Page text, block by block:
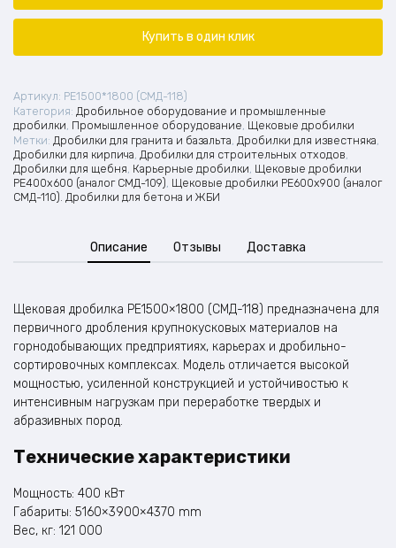
(СМД-118)
Купить в один клик
Артикул: PE1500*1800 (СМД-118)
Категория: Дробильное оборудование и промышленные
дробилки, Промышленное оборудование, Щековые дробилки
Метки: Дробилки для гранита и базальта, Дробилки для известняка,
Дробилки для кирпича, Дробилки для строительных отходов,
Дробилки для щебня, Карьерные дробилки, Щековые дробилки
PE400х600 (аналог СМД-109), Щековые дробилки PE600x900 (аналог
СМД-110). Дробилки для бетона и ЖБИ
Описание Отзывы Доставка
Щековая дробилка PE1500×1800 (СМД-118) предназначена для
первичного дробления крупнокусковых материалов на
горнодобывающих предприятиях, карьерах и дробильно-
сортировочных комплексах. Модель отличается высокой
мощностью, усиленной конструкцией и устойчивостью к
интенсивным нагрузкам при переработке твердых и
абразивных пород.
Технические характеристики
Мощность: 400 кВт
Габариты: 5160×3900×4370 mm
Вес, кг: 121 000